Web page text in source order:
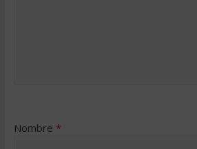
Nombre *